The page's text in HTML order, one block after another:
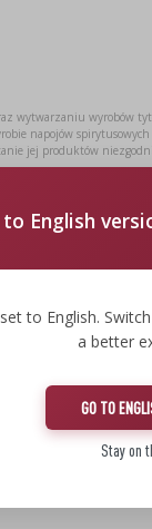
wytwarzaniu wyrobów
napojów spirytusowych
jej produktów
English
to English.
a better
GO TO
Stay on